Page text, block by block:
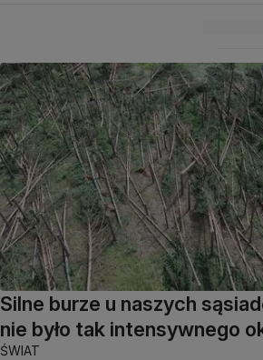
Silne burze u naszych
nie było tak intensywnego
ŚWIAT